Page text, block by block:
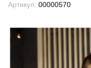
Артикул: 00000570